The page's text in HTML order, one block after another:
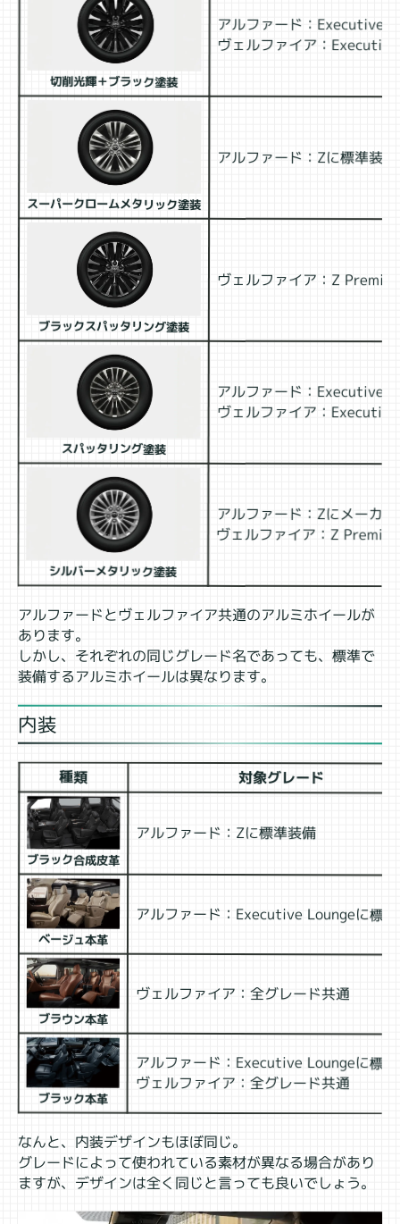
切削光輝＋ブラック塗装
アルファード：Executive
ヴェルファイア：
スーパークロームメタリック塗装
アルファード：Zに標準装備
ブラックスパッタリング塗装
ヴェルファイア：Z
スパッタリング塗装
アルファード：Executive
ヴェルファイア：
シルバーメタリック塗装
アルファード：Zにメーカ
ヴェルファイア：Z
アルファードとヴェルファイア共通のアルミホイールが
あります。
しかし、それぞれの同じグレード名であっても、標準で
装備するアルミホイールは異なります。
内装
種類 対象グレード
ブラック合成皮革
アルファード：Zに標準装備
ベージュ本革
アルファード：Executive Loungeに標
ブラウン本革
ヴェルファイア：全グレード共通
ブラック本革
アルファード：Executive Loungeに標
ヴェルファイア：全グレード共通
なんと、内装デザインもほぼ同じ。
グレードによって使われている素材が異なる場合があり
ますが、デザインは全く同じと言っても良いでしょう。